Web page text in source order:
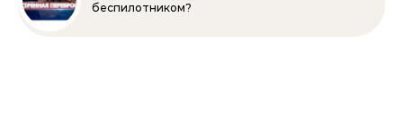
беспилотником?